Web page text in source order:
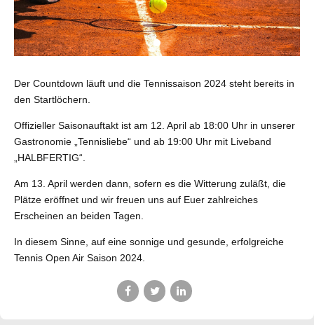
Der Countdown läuft und die Tennissaison 2024 steht bereits in
den Startlöchern.
Offizieller Saisonauftakt ist am 12. April ab 18:00 Uhr in unserer
Gastronomie „Tennisliebe“ und ab 19:00 Uhr mit Liveband
„HALBFERTIG“.
Am 13. April werden dann, sofern es die Witterung zuläßt, die
Plätze eröffnet und wir freuen uns auf Euer zahlreiches
Erscheinen an beiden Tagen.
In diesem Sinne, auf eine sonnige und gesunde, erfolgreiche
Tennis Open Air Saison 2024.